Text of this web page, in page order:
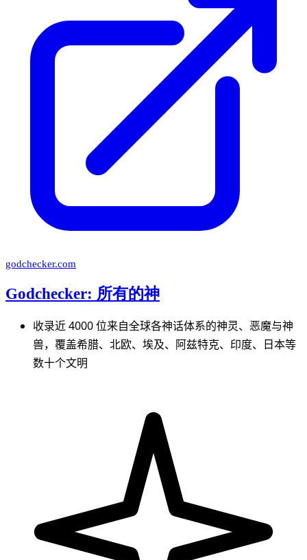
godchecker.com
Godchecker: 所有的神
收录近 4000 位来自全球各神话体系的神灵、恶魔与神
兽，覆盖希腊、北欧、埃及、阿兹特克、印度、日本等
数十个文明